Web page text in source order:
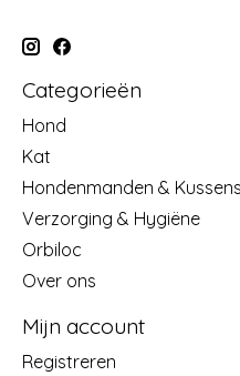
Categorieën
Hond
Kat
Hondenmanden & Kussens
Verzorging & Hygiëne
Orbiloc
Over ons
Mijn account
Registreren